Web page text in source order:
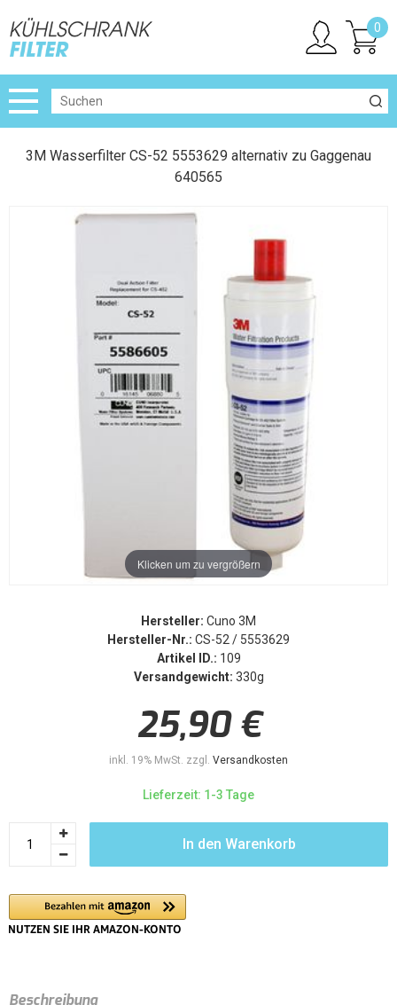
0
3M Wasserfilter CS-52 5553629 alternativ zu Gaggenau
640565
Klicken um zu vergrößern
Hersteller: Cuno 3M
Hersteller-Nr.: CS-52 / 5553629
Artikel ID.: 109
Versandgewicht: 330g
25,90 €
inkl. 19% MwSt. zzgl. Versandkosten
Lieferzeit: 1-3 Tage
In den Warenkorb
Beschreibung